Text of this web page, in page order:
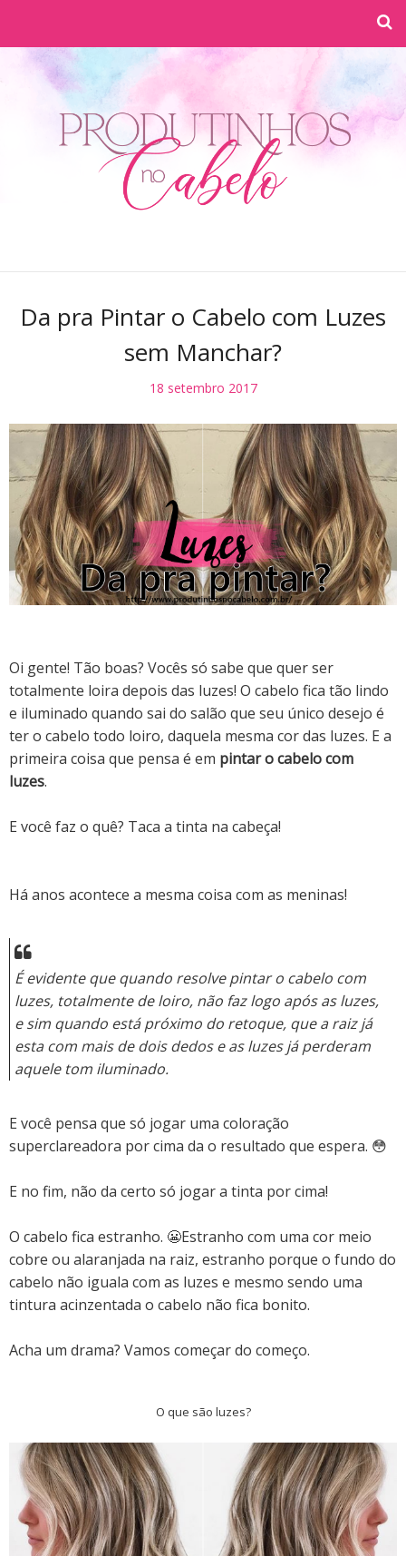
Da pra Pintar o Cabelo com Luzes
sem Manchar?
18 setembro 2017
Oi gente! Tão boas? Vocês só sabe que quer ser
totalmente loira depois das luzes! O cabelo fica tão lindo
e iluminado quando sai do salão que seu único desejo é
ter o cabelo todo loiro, daquela mesma cor das luzes. E a
primeira coisa que pensa é em pintar o cabelo com
luzes.
E você faz o quê? Taca a tinta na cabeça!
Há anos acontece a mesma coisa com as meninas!
É evidente que quando resolve pintar o cabelo com
luzes, totalmente de loiro, não faz logo após as luzes,
e sim quando está próximo do retoque, que a raiz já
esta com mais de dois dedos e as luzes já perderam
aquele tom iluminado.
E você pensa que só jogar uma coloração
superclareadora por cima da o resultado que espera. 😳
E no fim, não da certo só jogar a tinta por cima!
O cabelo fica estranho. 😬Estranho com uma cor meio
cobre ou alaranjada na raiz, estranho porque o fundo do
cabelo não iguala com as luzes e mesmo sendo uma
tintura acinzentada o cabelo não fica bonito.
Acha um drama? Vamos começar do começo.
O que são luzes?